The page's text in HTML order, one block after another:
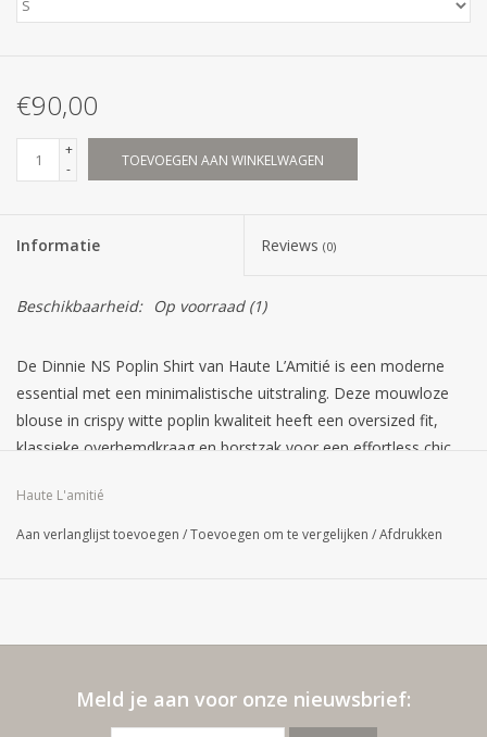
€90,00
+
-
TOEVOEGEN AAN WINKELWAGEN
Informatie Reviews (0)
Beschikbaarheid: Op voorraad(1)
De Dinnie NS Poplin Shirt van Haute L’Amitié is een moderne
essential met een minimalistische uitstraling. Deze mouwloze
blouse in crispy witte poplin kwaliteit heeft een oversized fit,
klassieke overhemdkraag en borstzak voor een effortless chic
een zomerse short.
Pasvorm: Oversized fit
Haute L'amitié
Aan verlanglijst toevoegen /Toevoegen om te vergelijken /Afdrukken
Meld je aan voor onze nieuwsbrief: